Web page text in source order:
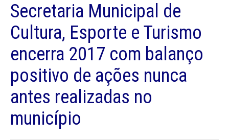
Secretaria Municipal de
Cultura, Esporte e Turismo
encerra 2017 com balanço
positivo de ações nunca
antes realizadas no
município